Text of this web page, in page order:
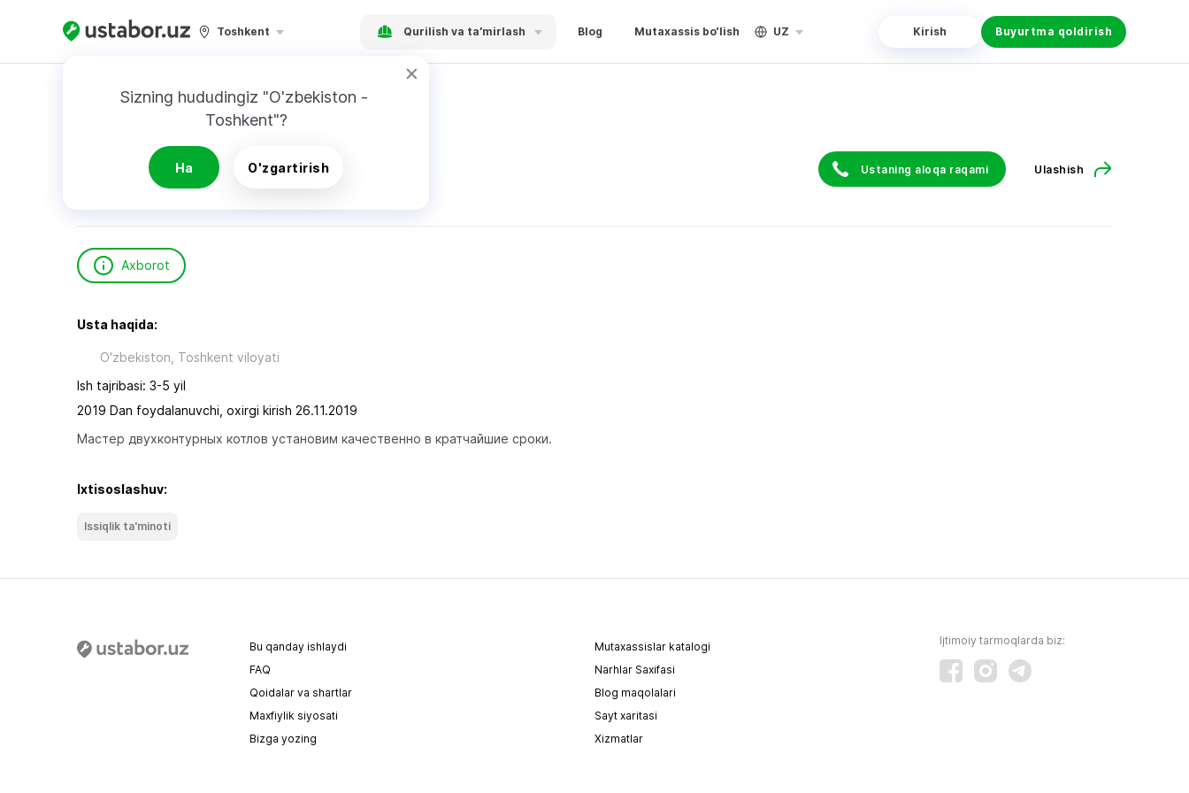
Toshkent Qurilish va ta’mirlash Blog Mutaxassis bo‘lish UZ Kirish Buyurtma qoldirish
Sizning hududingiz "O'zbekiston -
Toshkent"?
Ha O'zgartirish
Bosh sahifa Qurilish va ta’mirlash
Ustaning aloqa raqami Ulashish
Axborot
Usta haqida:
O'zbekiston, Toshkent viloyati
Ish tajribasi: 3-5 yil
2019 Dan foydalanuvchi, oxirgi kirish 26.11.2019
Мастер двухконтурных котлов установим качественно в кратчайшие сроки.
Ixtisoslashuv:
Issiqlik ta'minoti
Bu qanday ishlaydi
Mutaxassislar katalogi
FAQ
Narhlar Saxifasi
Qoidalar va shartlar
Blog maqolalari
Maxfiylik siyosati
Sayt xaritasi
Bizga yozing
Xizmatlar
Ijtimoiy tarmoqlarda biz: